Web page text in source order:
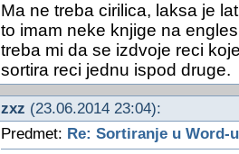
Ma ne treba cirilica, laksa je
to imam neke knjige na
treba mi da se izdvoje reci
sortira reci jednu ispod druge.
zxz (23.06.2014 23:04):
Predmet: Re: Sortiranje u Word-u